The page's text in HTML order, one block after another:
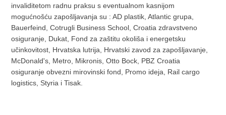
invaliditetom radnu praksu s eventualnom kasnijom
mogućnošću zapošljavanja su : AD plastik, Atlantic grupa,
Bauerfeind, Cotrugli Business School, Croatia zdravstveno
osiguranje, Dukat, Fond za zaštitu okoliša i energetsku
učinkovitost, Hrvatska lutrija, Hrvatski zavod za zapošljavanje,
McDonald's, Metro, Mikronis, Otto Bock, PBZ Croatia
osiguranje obvezni mirovinski fond, Promo ideja, Rail cargo
logistics, Styria i Tisak.